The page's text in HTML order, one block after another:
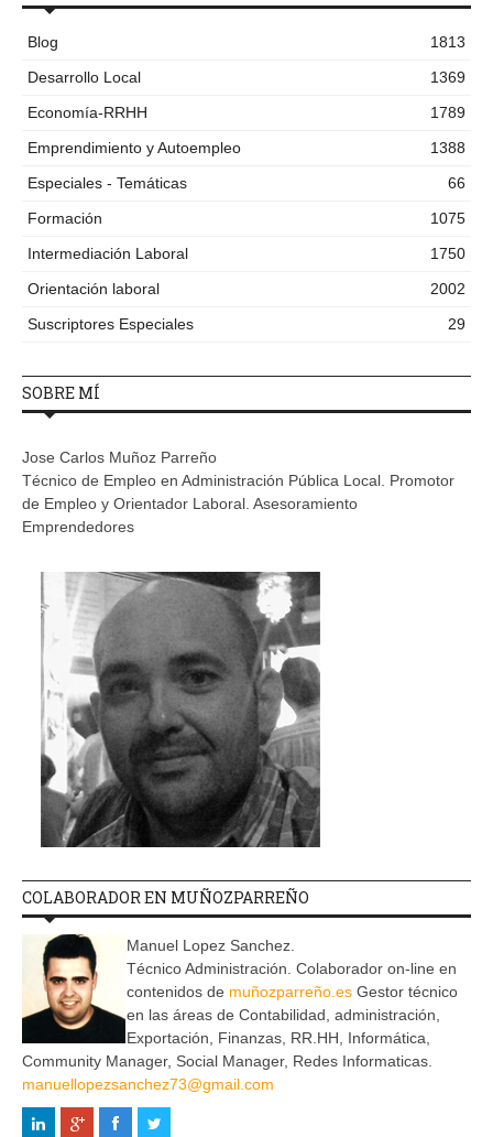
Blog
1813
Desarrollo Local
1369
Economía-RRHH
1789
Emprendimiento y Autoempleo
1388
Especiales - Temáticas
66
Formación
1075
Intermediación Laboral
1750
Orientación laboral
2002
Suscriptores Especiales
29
SOBRE MÍ
Jose Carlos Muñoz Parreño
Técnico de Empleo en Administración Pública Local. Promotor
de Empleo y Orientador Laboral. Asesoramiento
Emprendedores
COLABORADOR EN MUÑOZPARREÑO
Manuel Lopez Sanchez.
Técnico Administración. Colaborador on-line en
contenidos de muñozparreño.es Gestor técnico
en las áreas de Contabilidad, administración,
Exportación, Finanzas, RR.HH, Informática,
Community Manager, Social Manager, Redes Informaticas.
manuellopezsanchez73@gmail.com